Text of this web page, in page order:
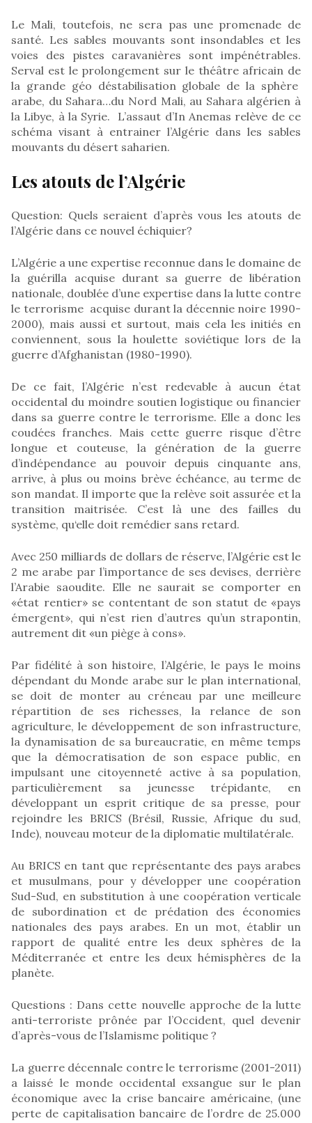
Le Mali, toutefois, ne sera pas une promenade de
santé. Les sables mouvants sont insondables et les
voies des pistes caravanières sont impénétrables.
Serval est le prolongement sur le théâtre africain de
la grande géo déstabilisation globale de la sphère
arabe, du Sahara…du Nord Mali, au Sahara algérien à
la Libye, à la Syrie. L’assaut d’In Anemas relève de ce
schéma visant à entrainer l’Algérie dans les sables
mouvants du désert saharien.
Les atouts de l’Algérie
Question: Quels seraient d’après vous les atouts de
l’Algérie dans ce nouvel échiquier?
L’Algérie a une expertise reconnue dans le domaine de
la guérilla acquise durant sa guerre de libération
nationale, doublée d’une expertise dans la lutte contre
le terrorisme acquise durant la décennie noire 1990-
2000), mais aussi et surtout, mais cela les initiés en
conviennent, sous la houlette soviétique lors de la
guerre d’Afghanistan (1980-1990).
De ce fait, l’Algérie n’est redevable à aucun état
occidental du moindre soutien logistique ou financier
dans sa guerre contre le terrorisme. Elle a donc les
coudées franches. Mais cette guerre risque d’être
longue et couteuse, la génération de la guerre
d’indépendance au pouvoir depuis cinquante ans,
arrive, à plus ou moins brève échéance, au terme de
son mandat. Il importe que la relève soit assurée et la
transition maitrisée. C’est là une des failles du
système, qu‘elle doit remédier sans retard.
Avec 250 milliards de dollars de réserve, l’Algérie est le
2 me arabe par l’importance de ses devises, derrière
l’Arabie saoudite. Elle ne saurait se comporter en
«état rentier» se contentant de son statut de «pays
émergent», qui n’est rien d’autres qu’un strapontin,
autrement dit «un piège à cons».
Par fidélité à son histoire, l’Algérie, le pays le moins
dépendant du Monde arabe sur le plan international,
se doit de monter au créneau par une meilleure
répartition de ses richesses, la relance de son
agriculture, le développement de son infrastructure,
la dynamisation de sa bureaucratie, en même temps
que la démocratisation de son espace public, en
impulsant une citoyenneté active à sa population,
particulièrement sa jeunesse trépidante, en
développant un esprit critique de sa presse, pour
rejoindre les BRICS (Brésil, Russie, Afrique du sud,
Inde), nouveau moteur de la diplomatie multilatérale.
Au BRICS en tant que représentante des pays arabes
et musulmans, pour y développer une coopération
Sud-Sud, en substitution à une coopération verticale
de subordination et de prédation des économies
nationales des pays arabes. En un mot, établir un
rapport de qualité entre les deux sphères de la
Méditerranée et entre les deux hémisphères de la
planète.
Questions : Dans cette nouvelle approche de la lutte
anti-terroriste prônée par l’Occident, quel devenir
d’après-vous de l’Islamisme politique ?
La guerre décennale contre le terrorisme (2001-2011)
a laissé le monde occidental exsangue sur le plan
économique avec la crise bancaire américaine, (une
perte de capitalisation bancaire de l’ordre de 25.000